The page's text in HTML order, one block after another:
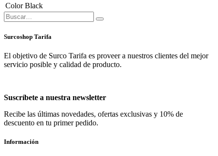
Color Black
Surcoshop Tarifa
El objetivo de Surco Tarifa es proveer a nuestros clientes del mejor
servicio posible y calidad de producto.
Suscríbete a nuestra newsletter
Recibe las últimas novedades, ofertas exclusivas y 10% de
descuento en tu primer pedido.
Información